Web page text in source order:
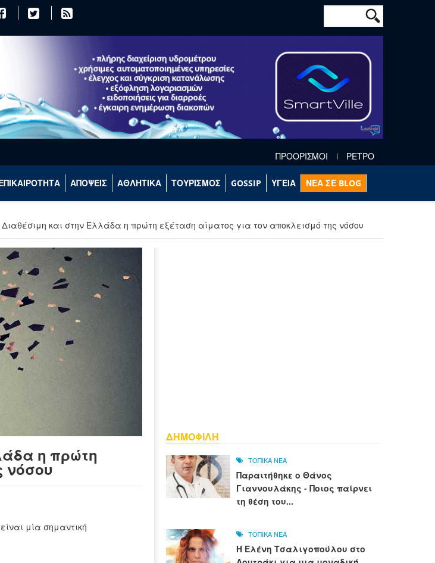
Φόρμα
Αναζήτηση
ΠΡΟΟΡΙΣΜΟΙ ΡΕΤΡΟ
ΑΠΟΨΕΙΣ ΑΘΛΗΤΙΚΑ ΤΟΥΡΙΣΜΟΣ GOSSIP ΥΓΕΙΑ ΝΕΑ ΣΕ BLOG
και στην Ελλάδα η πρώτη εξέταση αίματος για τον αποκλεισμό της νόσου
η πρώτη
νόσου
μία σημαντική
ΔΗΜΟΦΙΛΗ
ΤΟΠΙΚΑ ΝΕΑ
Παραιτήθηκε ο Θάνος
Γιαννουλάκης - Ποιος παίρνει
τη θέση του...
ΤΟΠΙΚΑ ΝΕΑ
Η Ελένη Τσαλιγοπούλου στο